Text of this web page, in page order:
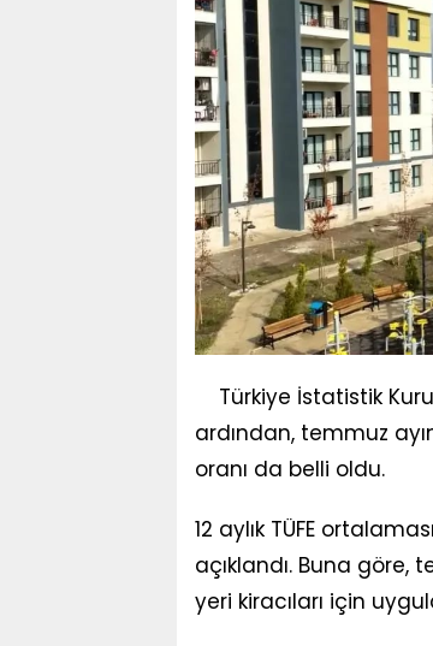
Türkiye İstatistik
ardından, temmuz
oranı da belli oldu.
12 aylık TÜFE
açıklandı. Buna göre,
yeri kiracıları için